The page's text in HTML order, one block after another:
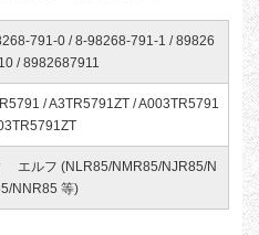
791-0 / 8-98268-791-1 / 89826
/ 8982687911
/ A3TR5791ZT / A003TR5791
エルフ (NLR85/NMR85/NJR85/N
NNR85 等)